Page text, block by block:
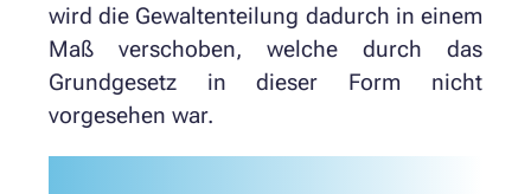
wird die Gewaltenteilung dadurch in einem
Maß verschoben, welche durch das
Grundgesetz in dieser Form nicht
vorgesehen war.